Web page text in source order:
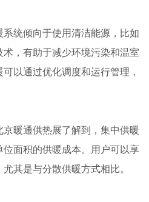
统倾向于使用清洁能源，比如
，有助于减少环境污染和温室
以通过优化调度和运行管理，
暖通供热展了解到，集中供暖
面积的供暖成本。用户可以享
其是与分散供暖方式相比。